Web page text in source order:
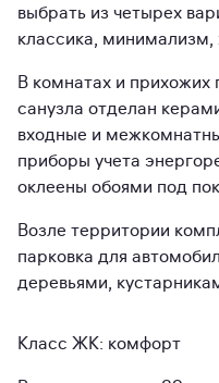
выбрать из четырех
классика, минимализм,
В комнатах и прихожих
санузла отделан
входные и
приборы учета
оклеены обоями под
Возле территории
парковка для
деревьями,
Класс ЖК: комфорт